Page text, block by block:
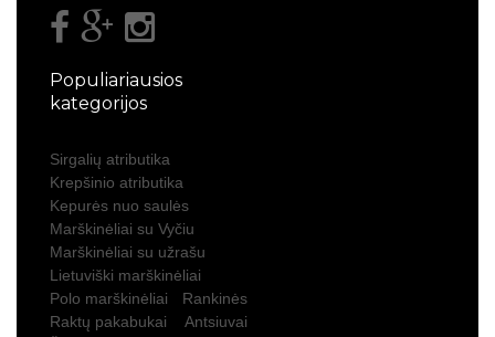
Populiariausios
kategorijos
Sirgalių atributika
Krepšinio atributika
Kepurės nuo saulės
Marškinėliai su Vyčiu
Marškinėliai su užrašu
Lietuviški marškinėliai
Polo marškinėliai
Rankinės
Raktų pakabukai
Antsiuvai